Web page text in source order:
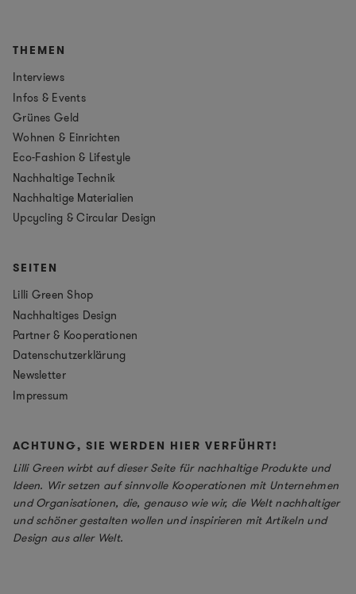
THEMEN
Interviews
Infos & Events
Grünes Geld
Wohnen & Einrichten
Eco-Fashion & Lifestyle
Nachhaltige Technik
Nachhaltige Materialien
Upcycling & Circular Design
SEITEN
Lilli Green Shop
Nachhaltiges Design
Partner & Kooperationen
Datenschutzerklärung
Newsletter
Impressum
ACHTUNG, SIE WERDEN HIER VERFÜHRT!
Lilli Green wirbt auf dieser Seite für nachhaltige Produkte und
Ideen. Wir setzen auf sinnvolle Kooperationen mit Unternehmen
und Organisationen, die, genauso wie wir, die Welt nachhaltiger
und schöner gestalten wollen und inspirieren mit Artikeln und
Design aus aller Welt.